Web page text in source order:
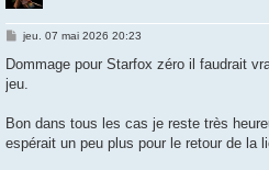
M
s
a
jeu. 07 mai 2026 20:23
Dommage pour Starfox zéro il faudrait
jeu.
Bon dans tous les cas je reste très
espérait un peu plus pour le retour de la